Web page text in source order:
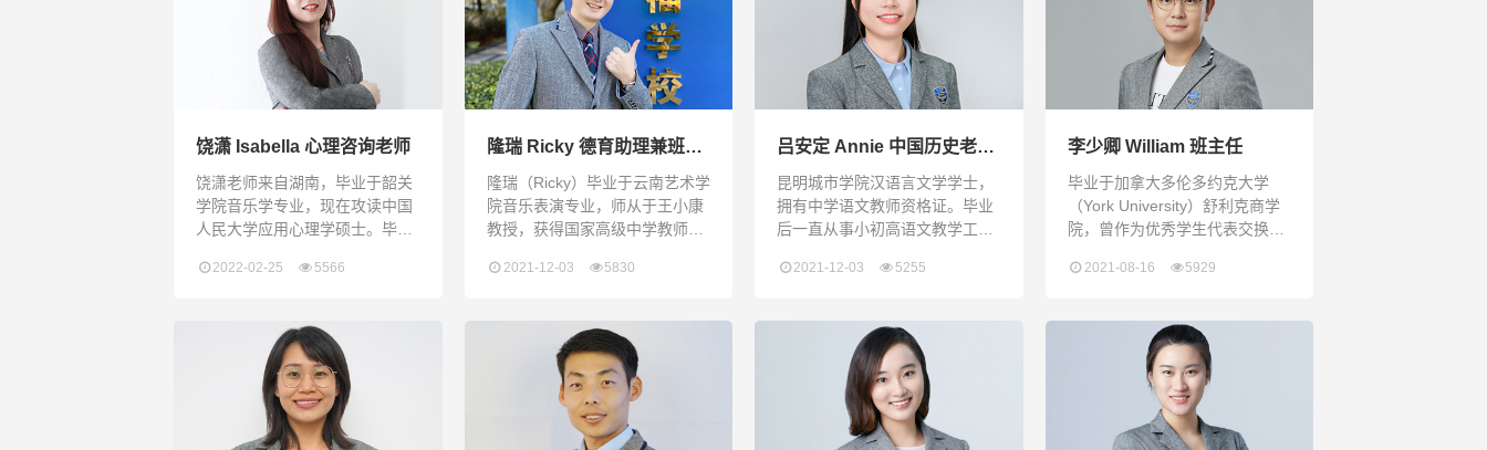
secondary school history
teacher qualif
者、SlushChina芬兰科技创投会
志愿者等。
也曾在增强现实科技公司担任艺
术总监，并在威斯敏斯特大学与
中央美术学院策划并主持主题工
作坊。Siyun Tang holds a
Bachelor’s
饶潇 Isabella 心理咨询老师
饶潇老师来自湖南，毕业于韶关
学院音乐学专业，现在攻读中国
人民大学应用心理学硕士。毕业
作已将近10余年，近期刚从祖国
个温暖的鹏城深圳。 德国哲学家
雅思贝尔斯曾说说过：教育就是
一颗树摇动另一棵树，一朵云推
动另一朵云，一个灵魂唤醒另一
个灵魂。 同时真正的教育更应该
的是一种精神的传递，对孩子进
2022-02-25 5566
隆瑞 Ricky 德育助理兼班主
任
隆瑞（Ricky）毕业于云南艺术学
院音乐表演专业，师从于王小康
教授，获得国家高级中学教师资
颁奖晚会、春城春歌献给党跨年
南省救助贫困儿童公益大使；在
深工作期间带领学校合唱团多次
参与市级区级比赛，均获得良好
成绩；2019-2020学年被评为年
度优秀教师；获得2020肖邦国际
青少年钢琴公开赛深圳赛区优秀
2021-12-03 5830
吕安定 Annie 中国历史老师
兼班主任
昆明城市学院汉语言文学学士，
拥有中学语文教师资格证。毕业
后一直从事小初高语文教学工
热爱教育，对待学生耐心负责，
全面发展的能力。曾多次获得“优
秀教师”称号。
2021-12-03 5255
李少卿 William 班主任
毕业于加拿大多伦多约克大学
（York University）舒利克商学
院，曾作为优秀学生代表交换到
Toronto）的数学电脑科学专业学
探究世界宏微观经济学，擅长用
经济分析法去辨析与解决实际问
题。业余时间，通过工作，体验
了西人公司与华人公司的差异，
深入了解加拿大以及北美的文化
与生活。
2021-08-16 5929